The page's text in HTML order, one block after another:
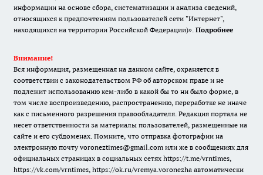
информации на основе сбора, систематизации и анализа сведений,
относящихся к предпочтениям пользователей сети "Интернет",
находящихся на территории Российской Федерации)». Подробнее
Внимание!
Вся информация, размещенная на данном сайте, охраняется в
соответствии с законодательством РФ об авторском праве и не
подлежит использованию кем-либо в какой бы то ни было форме, в
том числе воспроизведению, распространению, переработке не иначе
как с письменного разрешения правообладателя. Редакция портала не
несет ответственности за материалы пользователей, размещенные на
сайте и его субдоменах. Помните, что отправка фотографии на
электронную почту voroneztimes@gmail.com или же в сообщениях для
официальных страницах в социальных сетях https://t.me/vrntimes,
https://vk.com/vrntimes, https://ok.ru/vremya.voronezha автоматически